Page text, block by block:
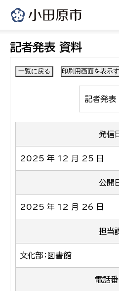
記者発表 資料
記者発
発信
2025 年 12 月 25 日
公開
2025 年 12 月 26 日
担当
文化部：図書館
電話